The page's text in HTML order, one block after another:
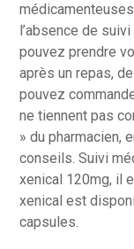
l’absence de
pouvez prendre
après un repas,
pouvez
ne tiennent pas
» du pharmacien,
conseils. Suivi
xenical 120mg, il
xenical est
capsules.